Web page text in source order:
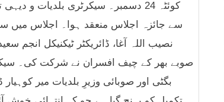
سے جائزہ اجلاس منعقد ہوا۔ اجلاس میں
نصیب اللہ آغا، ڈائریکٹر ٹیکنیکل انجم
صوبے بھر کے چیف افسران نے شرکت کی۔